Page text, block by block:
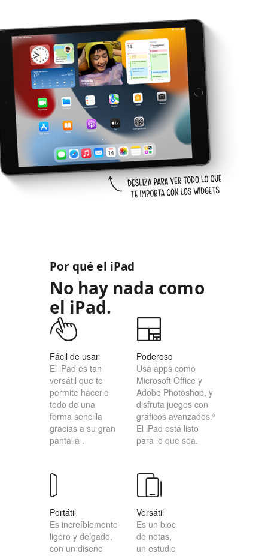
Por qué el iPad
No hay nada como
el iPad.
Fácil de usar
El iPad es tan
versátil que te
permite hacerlo
todo de una
forma sencilla
gracias a su gran
pantalla .
Poderoso
Usa apps como
Microsoft Office y
Adobe Photoshop, y
disfruta juegos con
gráficos avanzados.◊
El iPad está listo
para lo que sea.
Portátil
Es increíblemente
ligero y delgado,
con un diseño
Versátil
Es un bloc
de notas,
un estudio